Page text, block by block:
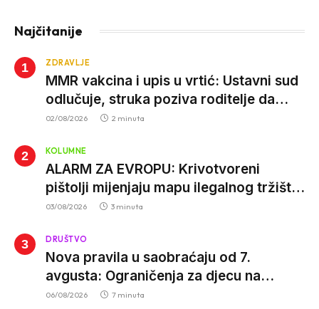
Najčitanije
ZDRAVLJE
MMR vakcina i upis u vrtić: Ustavni sud
odlučuje, struka poziva roditelje da
vjeruju nauci
02/08/2026 2 minuta
KOLUMNE
ALARM ZA EVROPU: Krivotvoreni
pištolji mijenjaju mapu ilegalnog tržišta,
istrage ukazuju na proizvodnju van EU
03/08/2026 3 minuta
DRUŠTVO
Nova pravila u saobraćaju od 7.
avgusta: Ograničenja za djecu na
trotinetima i mlade vozače, veće kazne
06/08/2026 7 minuta